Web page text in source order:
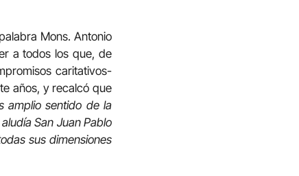
Mons. Antonio
a todos los que, de
caritativos-
años, y recalcó que
amplio sentido de la
San Juan Pablo
sus dimensiones